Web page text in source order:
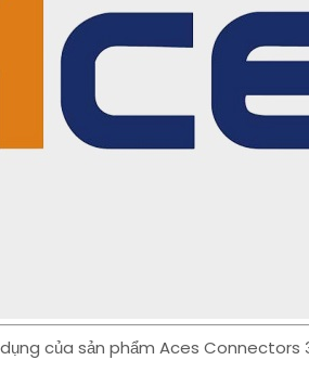
của sản phẩm Aces Connectors